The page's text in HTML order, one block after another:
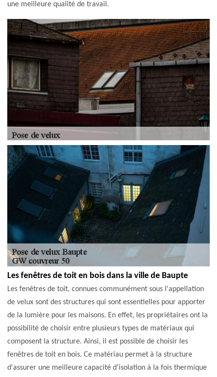
une meilleure qualité de travail.
Les fenêtres de toit en bois dans la ville de Baupte
Les fenêtres de toit, connues communément sous l'appellation
de velux sont des structures qui sont essentielles pour apporter
de la lumière pour les maisons. En effet, les propriétaires ont la
possibilité de choisir entre plusieurs types de matériaux qui
composent la structure. Ainsi, il est possible de choisir les
fenêtres de toit en bois. Ce matériau permet à la structure
d'assurer une meilleure capacité d'isolation à la fois thermique